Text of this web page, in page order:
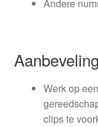
Andere
Werk op
clips te